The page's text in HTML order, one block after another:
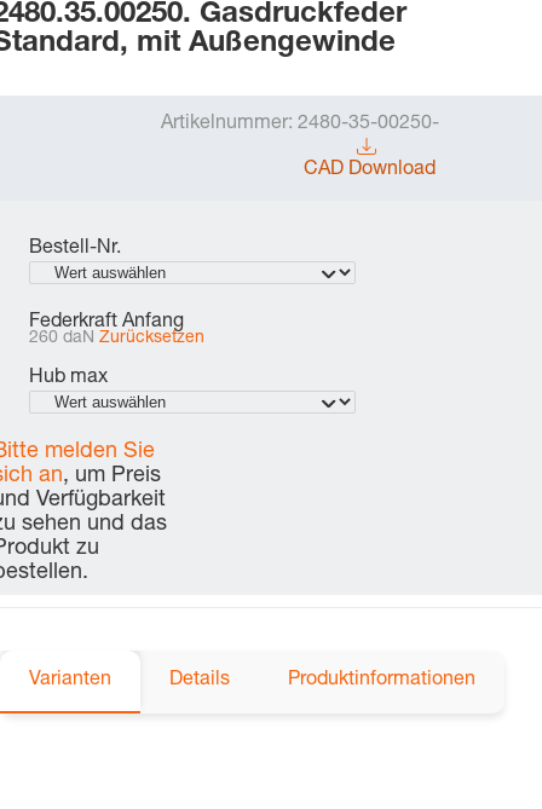
Gasdruckfeder
mit Außengewinde
Artikelnummer: 2480-35-00250-
CAD Download
Bestell-Nr.
Federkraft Anfang
260 daN Zurücksetzen
Hub max
melden Sie
an, um Preis
Verfügbarkeit
sehen und das
zu
Varianten Details Produktinformationen